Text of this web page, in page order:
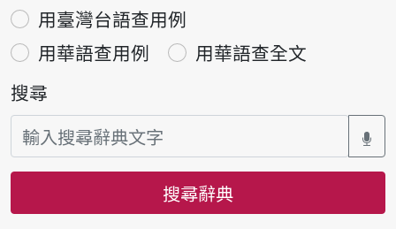
用臺灣台語查用例
用華語查用例
用華語查全文
搜尋
搜尋辭典